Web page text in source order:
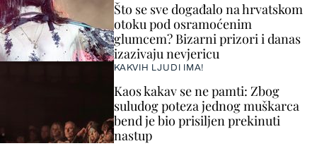
Što se sve događalo na hrvatskom
otoku pod osramoćenim
glumcem? Bizarni prizori i danas
izazivaju nevjericu
KAKVIH LJUDI IMA!
Kaos kakav se ne pamti: Zbog
suludog poteza jednog muškarca
bend je bio prisiljen prekinuti
nastup